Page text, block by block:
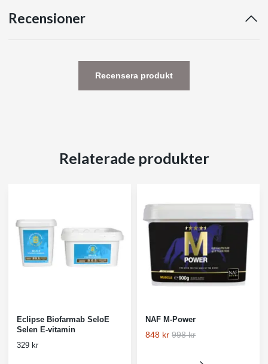
Recensioner
Recensera produkt
Relaterade produkter
Eclipse Biofarmab SeloE
Selen E-vitamin
329 kr
NAF M-Power
848 kr 998 kr